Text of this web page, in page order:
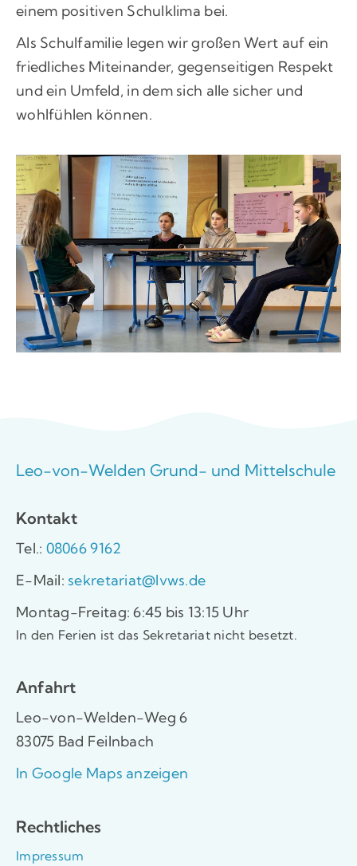
einem positiven Schulklima bei.
Als Schulfamilie legen wir großen Wert auf ein
friedliches Miteinander, gegenseitigen Respekt
und ein Umfeld, in dem sich alle sicher und
wohlfühlen können.
Leo-von-Welden Grund- und Mittelschule
Kontakt
Tel.: 08066 9162
E-Mail: sekretariat@lvws.de
Montag-Freitag: 6:45 bis 13:15 Uhr
In den Ferien ist das Sekretariat nicht besetzt.
Anfahrt
Leo-von-Welden-Weg 6
83075 Bad Feilnbach
In Google Maps anzeigen
Rechtliches
Impressum